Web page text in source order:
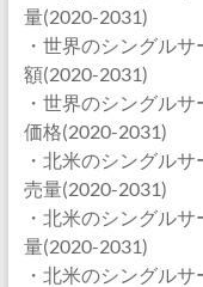
量(2020-2031)
・世界のシングル
額(2020-2031)
・世界のシングル
価格(2020-2031)
・北米のシングル
売量(2020-2031)
・北米のシングル
量(2020-2031)
・北米のシングル